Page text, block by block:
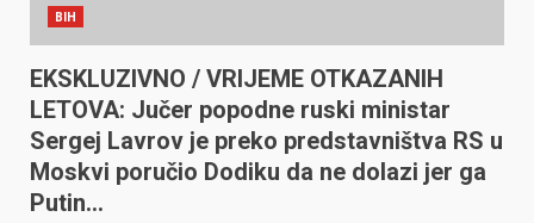
BIH
EKSKLUZIVNO / VRIJEME OTKAZANIH
LETOVA: Jučer popodne ruski ministar
Sergej Lavrov je preko predstavništva RS u
Moskvi poručio Dodiku da ne dolazi jer ga
Putin…